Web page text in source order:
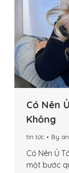
Có Nên
Không
tin tức By
Có Nên Ủ
một bước